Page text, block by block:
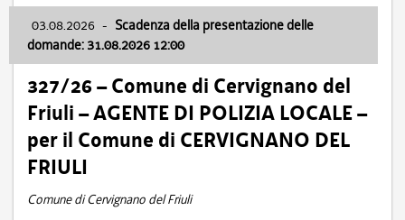
03.08.2026 - Scadenza della presentazione delle
domande: 31.08.2026 12:00
327/26 – Comune di Cervignano del
Friuli – AGENTE DI POLIZIA LOCALE –
per il Comune di CERVIGNANO DEL
FRIULI
Comune di Cervignano del Friuli